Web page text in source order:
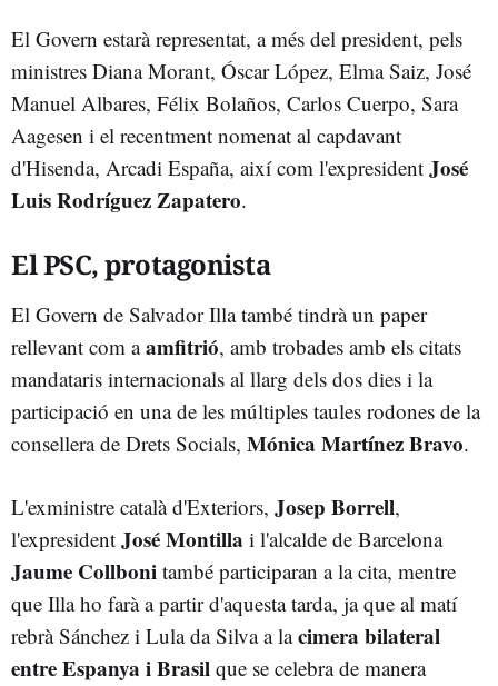
El Govern estarà representat, a més del president, pels
ministres Diana Morant, Óscar López, Elma Saiz, José
Manuel Albares, Félix Bolaños, Carlos Cuerpo, Sara
Aagesen i el recentment nomenat al capdavant
d'Hisenda, Arcadi España, així com l'expresident José
Luis Rodríguez Zapatero.
El PSC, protagonista
El Govern de Salvador Illa també tindrà un paper
rellevant com aamfitrió, amb trobades amb els citats
mandataris internacionals al llarg dels dos dies i la
participació en una de les múltiples taules rodones de la
consellera de Drets Socials, Mónica Martínez Bravo.
L'exministre català d'Exteriors, Josep Borrell,
l'expresident José Montilla i l'alcalde de Barcelona
Jaume Collboni també participaran a la cita, mentre
que Illa ho farà a partir d'aquesta tarda, ja que al matí
rebrà Sánchez i Lula da Silva a lacimera bilateral
entre Espanya i Brasil que se celebra de manera